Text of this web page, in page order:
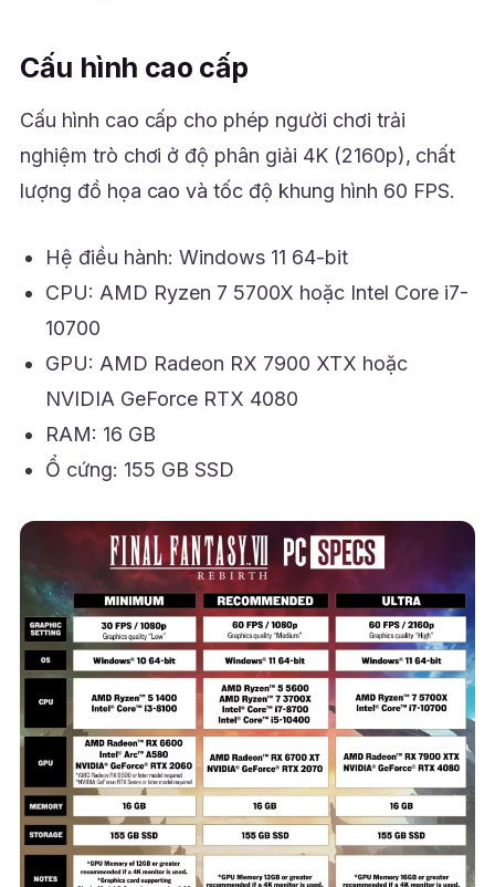
Cấu hình cao cấp
Cấu hình cao cấp cho phép người chơi trải
nghiệm trò chơi ở độ phân giải 4K (2160p), chất
lượng đồ họa cao và tốc độ khung hình 60 FPS.
Hệ điều hành: Windows 11 64-bit
CPU: AMD Ryzen 7 5700X hoặc Intel Core i7-
10700
GPU: AMD Radeon RX 7900 XTX hoặc
NVIDIA GeForce RTX 4080
RAM: 16 GB
Ổ cứng: 155 GB SSD